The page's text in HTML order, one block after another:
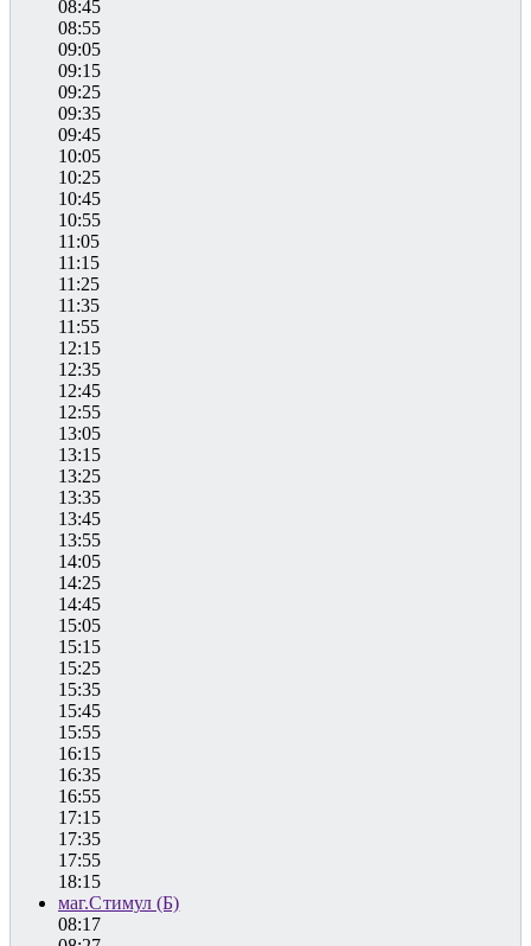
08:45
08:55
09:05
09:15
09:25
09:35
09:45
10:05
10:25
10:45
10:55
11:05
11:15
11:25
11:35
11:55
12:15
12:35
12:45
12:55
13:05
13:15
13:25
13:35
13:45
13:55
14:05
14:25
14:45
15:05
15:15
15:25
15:35
15:45
15:55
16:15
16:35
16:55
17:15
17:35
17:55
18:15
маг.Стимул (Б)
08:17